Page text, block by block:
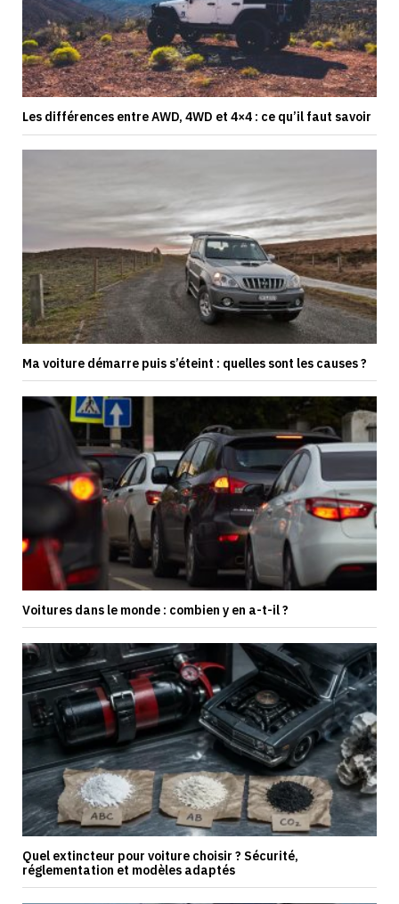
Les différences entre AWD, 4WD et 4×4 : ce qu’il faut savoir
Ma voiture démarre puis s’éteint : quelles sont les causes ?
Voitures dans le monde : combien y en a-t-il ?
Quel extincteur pour voiture choisir ? Sécurité,
réglementation et modèles adaptés